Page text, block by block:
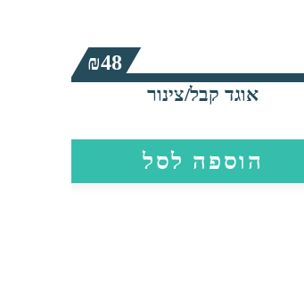
₪48
אוגד קבל/צינור
הוספה לסל